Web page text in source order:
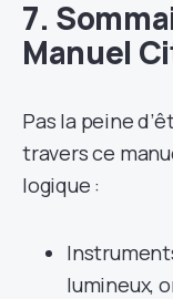
7.
Manuel
Pas la peine
travers ce
logique :
lumineux,